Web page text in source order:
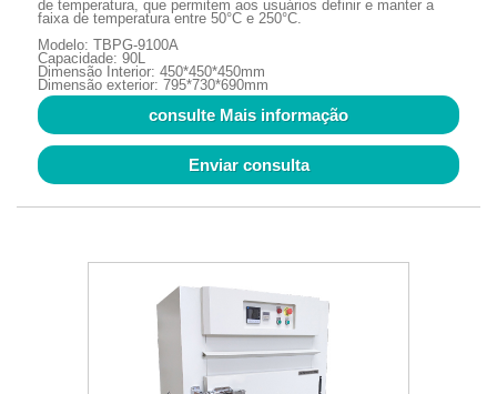
de temperatura, que permitem aos usuários definir e manter a
faixa de temperatura entre 50°C e 250°C.
Modelo: TBPG-9100A
Capacidade: 90L
Dimensão Interior: 450*450*450mm
Dimensão exterior: 795*730*690mm
consulte Mais informação
Enviar consulta